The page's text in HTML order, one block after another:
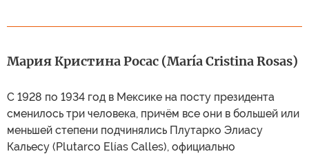
Мария Кристина Росас (María Cristina Rosas)
С 1928 по 1934 год в Мексике на посту президента
сменилось три человека, причём все они в большей или
меньшей степени подчинялись Плутарко Элиасу
Кальесу (Plutarco Elías Calles), официально